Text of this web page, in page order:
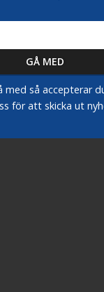
med så accepterar
för att skicka ut